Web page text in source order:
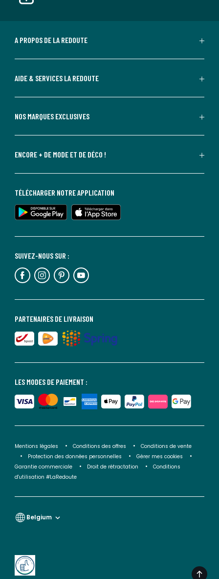
A PROPOS DE LA REDOUTE
AIDE & SERVICES LA REDOUTE
NOS MARQUES EXCLUSIVES
ENCORE + DE MODE ET DE DÉCO !
LES MODES DE PAIEMENT :
PARTENAIRES DE LIVRAISON
SUIVEZ-NOUS SUR :
TÉLÉCHARGER NOTRE APPLICATION
Mentions légales Conditions des offres
Conditions de vente
Protection des données personnelles
Gérer mes cookies
Garantie commerciale
Droit de rétractation
Conditions
d'utilisation #LaRedoute
Belgium